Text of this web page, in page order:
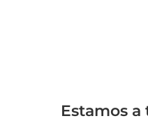
Estamos